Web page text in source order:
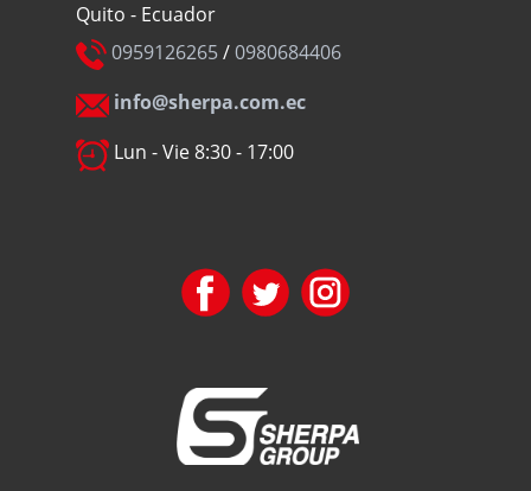
Quito - Ecuador
0959126265/0980684406
info@sherpa.com.ec
Lun - Vie 8:30 - 17:00